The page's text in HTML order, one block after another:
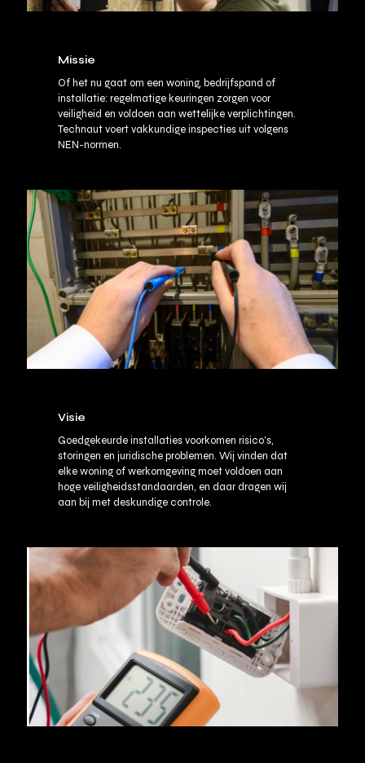
Missie
Of het nu gaat om een woning, bedrijfspand of
installatie: regelmatige keuringen zorgen voor
veiligheid en voldoen aan wettelijke verplichtingen.
Technaut voert vakkundige inspecties uit volgens
NEN-normen.
Visie
Goedgekeurde installaties voorkomen risico’s,
storingen en juridische problemen. Wij vinden dat
elke woning of werkomgeving moet voldoen aan
hoge veiligheidsstandaarden, en daar dragen wij
aan bij met deskundige controle.